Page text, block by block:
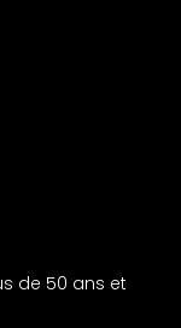
de 50 ans et